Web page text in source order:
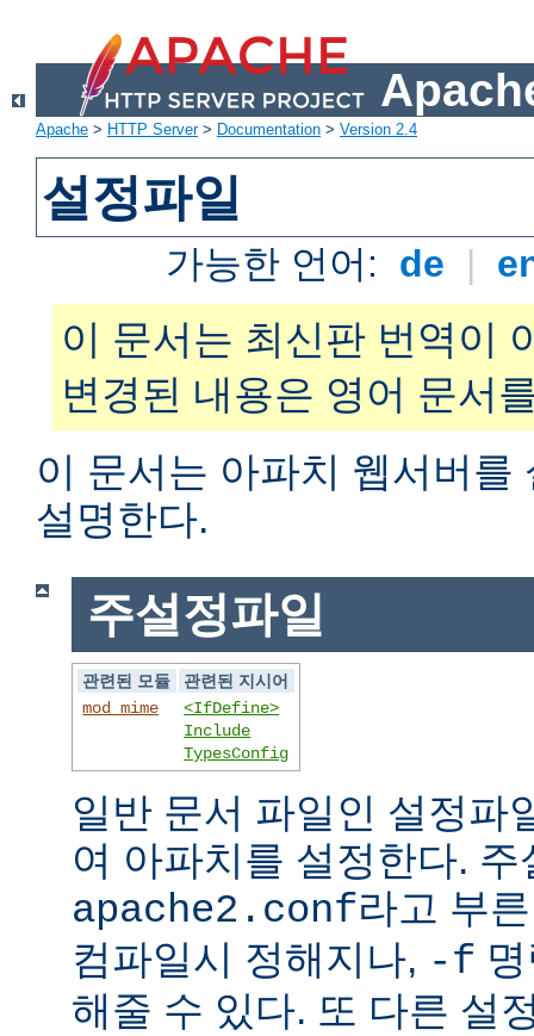
Apache > HTTP Server> Documentation > Version 2.4
설정파일
가능한 언어: de |
이 문서는 최신판 번역이
변경된 내용은 영어 문서
이 문서는 아파치 웹서버를
설명한다.
주설정파일
관련된 모듈
관련된 지시어
mod_mime
<IfDefine>
Include
TypesConfig
일반 문서 파일인 설정파
여 아파치를 설정한다.
apache2.conf라고 부
컴파일시 정해지나, -f
해줄 수 있다. 또 다른 설